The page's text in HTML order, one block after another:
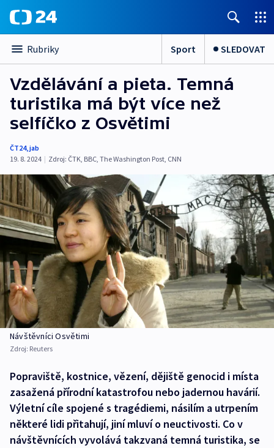
Rubriky Sport SLEDOVAT
Vzdělávání a pieta. Temná
turistika má být více než
selfíčko z Osvětimi
ČT24,jab
19. 8. 2024 | Zdroj: ČTK, BBC, The Washington Post, CNN
Návštěvníci Osvětimi
Zdroj: Reuters
Popraviště, kostnice, vězení, dějiště genocid i místa
zasažená přírodní katastrofou nebo jadernou havárií.
Výletní cíle spojené s tragédiemi, násilím a utrpením
některé lidi přitahují, jiní mluví o neuctivosti. Co v
návštěvnících vyvolává takzvaná temná turistika, se